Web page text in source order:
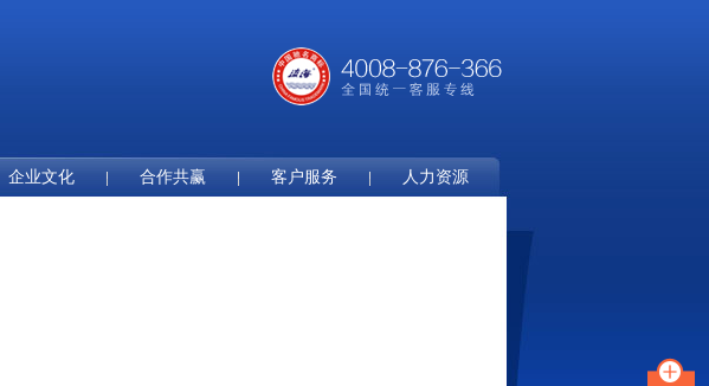
企业文化 合作共赢 客户服务 人力资源